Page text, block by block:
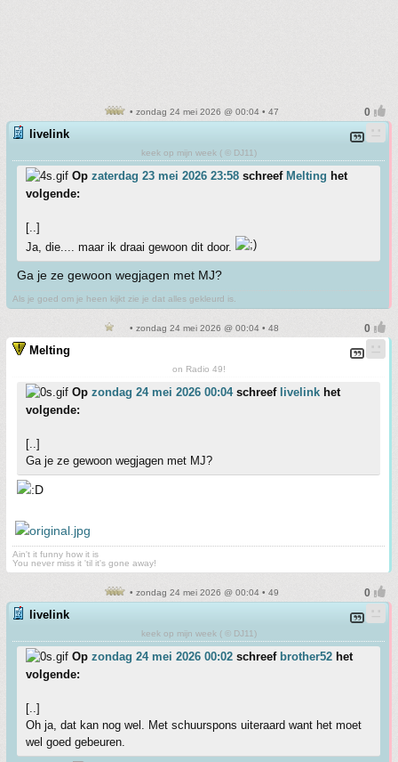
• zondag 24 mei 2026 @ 00:04 • 47
livelink
keek op mijn week ( © DJ11)
Op zaterdag 23 mei 2026 23:58 schreef Melting het
volgende:
[..]
Ja, die.... maar ik draai gewoon dit door.
Ga je ze gewoon wegjagen met MJ?
Als je goed om je heen kijkt zie je dat alles gekleurd is.
• zondag 24 mei 2026 @ 00:04 • 48
Melting
on Radio 49!
Op zondag 24 mei 2026 00:04schreef livelink het
volgende:
[..]
Ga je ze gewoon wegjagen met MJ?
Ain't it funny how it is
You never miss it 'til it's gone away!
• zondag 24 mei 2026 @ 00:04 • 49
livelink
keek op mijn week ( © DJ11)
Op zondag 24 mei 2026 00:02 schreef brother52 het
volgende:
[..]
Oh ja, dat kan nog wel. Met schuurspons uiteraard want het moet
wel goed gebeuren.